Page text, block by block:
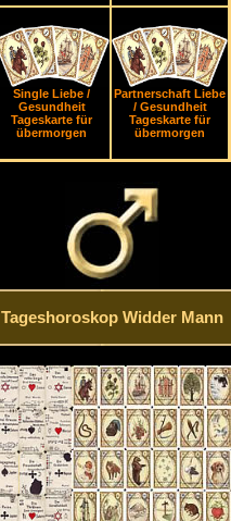
Single Liebe /
Gesundheit
Tageskarte für
übermorgen
Partnerschaft Liebe
/ Gesundheit
Tageskarte für
übermorgen
Tageshoroskop Widder Mann